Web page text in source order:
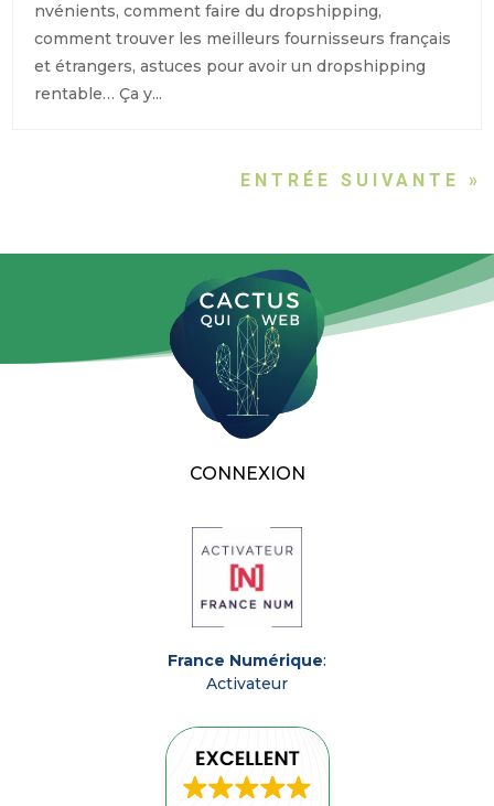
nvénients, comment faire du dropshipping,
comment trouver les meilleurs fournisseurs français
et étrangers, astuces pour avoir un dropshipping
rentable… Ça y...
ENTRÉE SUIVANTE »
CONNEXION
France Numérique:
Activateur